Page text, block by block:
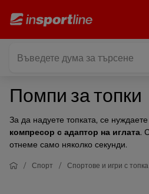
Помпи за топки
За да надуете топката, се
компресор с адаптор на иглата.
отнеме само няколко секунди.
Спорт Спортове и игри с топка